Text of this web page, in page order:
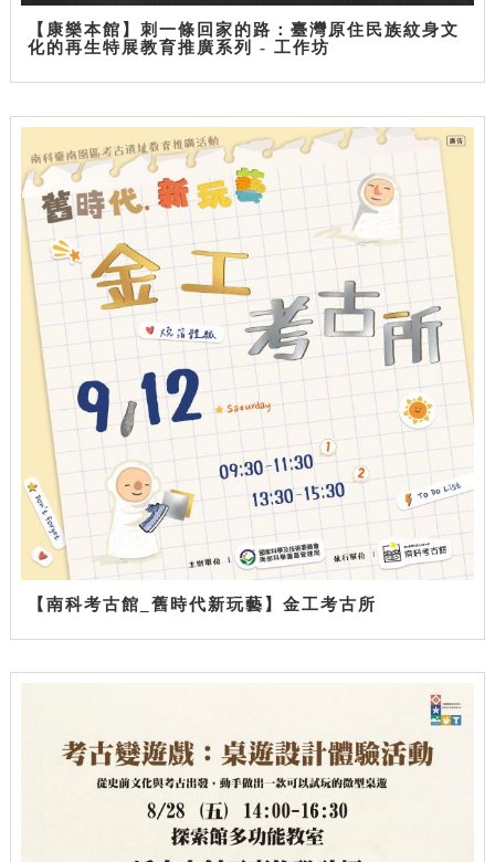
【康樂本館】刺一條回家的路：臺灣原住民族紋身文
化的再生特展教育推廣系列 - 工作坊
【南科考古館_舊時代新玩藝】金工考古所